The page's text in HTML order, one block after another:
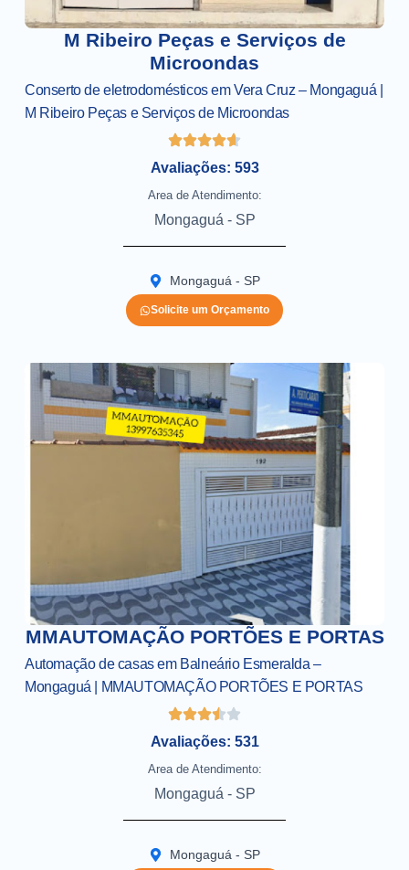
M Ribeiro Peças e Serviços de
Microondas
Conserto de eletrodomésticos em Vera Cruz – Mongaguá |
M Ribeiro Peças e Serviços de Microondas
Avaliações: 593
Area de Atendimento:
Mongaguá - SP
Mongaguá - SP
Solicite um Orçamento
MMAUTOMAÇÃO PORTÕES E PORTAS
Automação de casas em Balneário Esmeralda –
Mongaguá | MMAUTOMAÇÃO PORTÕES E PORTAS
Avaliações: 531
Area de Atendimento:
Mongaguá - SP
Mongaguá - SP